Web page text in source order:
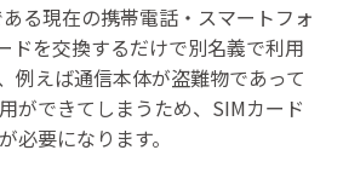
る現在の携帯電話・スマートフォ
ドを交換するだけで別名義で利用
例えば通信本体が盗難物であって
ができてしまうため、SIMカード
必要になります。